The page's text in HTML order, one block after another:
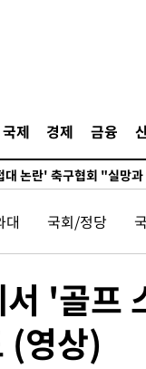
국제 경제 금융
논란' 축구협회 "실망과
마감…S&P 0.6% 나스닥
논란' 축구협회 "실망과
감…S&P 0.6% 나스닥
대 국회/정당
서 '골
(영상)